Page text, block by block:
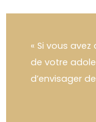
« Si vous
de votre
d’envisager